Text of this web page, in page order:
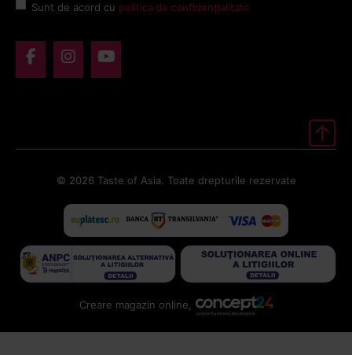
Sunt de acord cu politica de confidențialitate
© 2026 Taste of Asia. Toate drepturile rezervate
Creare magazin online,